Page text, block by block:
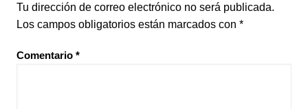
Tu dirección de correo electrónico no será publicada.
Los campos obligatorios están marcados con *
Comentario *